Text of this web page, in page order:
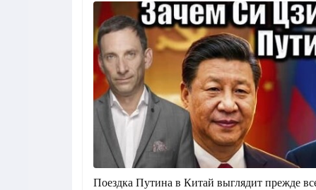
Поездка Путина в Китай выглядит прежде